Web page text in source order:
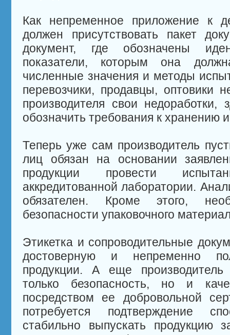
Как непременное приложение к
должен присутствовать пакет
документ, где обозначены
показатели, которым она
численные значения и методы
перевозчики, продавцы, оптовики
производителя свои недоработки,
обозначить требования к хранению
Теперь уже сам производитель
лиц обязан на основании
продукции провести
аккредитованной лаборатории.
обязателен. Кроме этого,
безопасности упаковочного
Этикетка и сопроводительные
достоверную и непременно
продукции. А еще
только безопасность, но и
посредством ее добровольной
потребуется подтверждение
стабильно выпускать продукцию